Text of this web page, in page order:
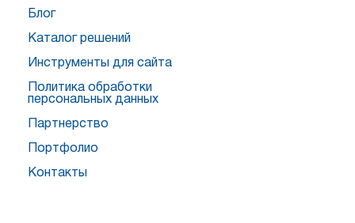
Блог
Каталог решений
Инструменты для сайта
Политика обработки
персональных данных
Партнерство
Портфолио
Контакты